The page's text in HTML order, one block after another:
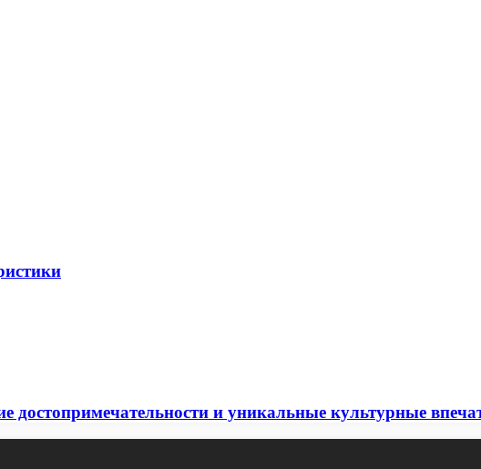
достопримечательности и уникальные культурные